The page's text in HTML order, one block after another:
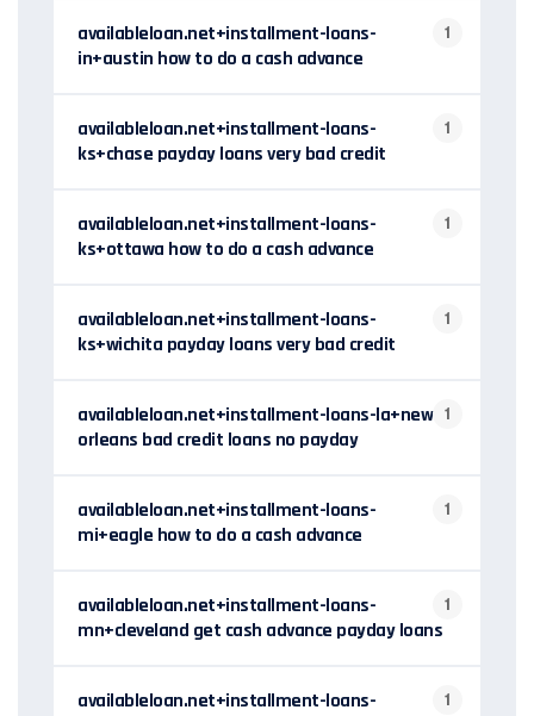
availableloan.net+installment-loans-
in+austin how to do a cash advance
1
availableloan.net+installment-loans-
ks+chase payday loans very bad credit
1
availableloan.net+installment-loans-
ks+ottawa how to do a cash advance
1
availableloan.net+installment-loans-
ks+wichita payday loans very bad credit
1
availableloan.net+installment-loans-la+new-
orleans bad credit loans no payday
1
availableloan.net+installment-loans-
mi+eagle how to do a cash advance
1
availableloan.net+installment-loans-
mn+cleveland get cash advance payday loans
1
availableloan.net+installment-loans-
1